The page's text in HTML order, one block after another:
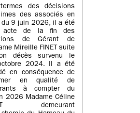
des décisions
des associés en
du 9 juin 2026, il a été
acte de la fin des
de Gérant de
Mireille FINET suite
décès survenu le
2024. Il a été
en conséquence de
en qualité de
à compter du
2026 Madame Céline
demeurant